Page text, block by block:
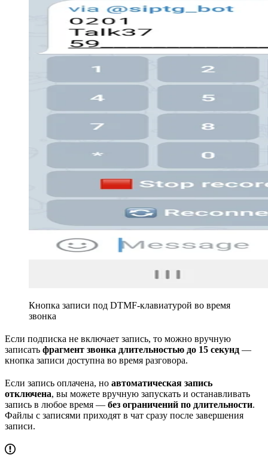
Кнопка записи под DTMF-клавиатурой во время
звонка
Если подписка не включает запись, то можно вручную
записать фрагмент звонка длительностью до 15 секунд —
кнопка записи доступна во время разговора.
Если запись оплачена, но автоматическая запись
отключена, вы можете вручную запускать и останавливать
запись в любое время — без ограничений по длительности.
Файлы с записями приходят в чат сразу после завершения
записи.